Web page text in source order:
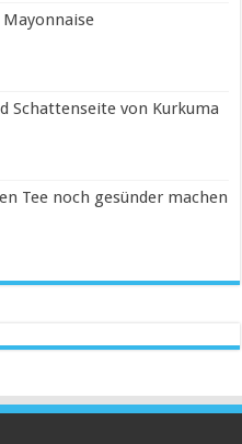
Mayonnaise
Schattenseite von Kurkuma
Tee noch gesünder machen